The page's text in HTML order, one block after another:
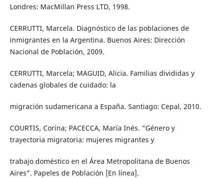
Londres: MacMillan Press LTD, 1998.
CERRUTTI, Marcela. Diagnóstico de las poblaciones de
inmigrantes en la Argentina. Buenos Aires: Dirección
Nacional de Población, 2009.
CERRUTTI, Marcela; MAGUID, Alicia. Familias divididas y
cadenas globales de cuidado: la
migración sudamericana a España. Santiago: Cepal, 2010.
COURTIS, Corina; PACECCA, María Inés. “Género y
trayectoria migratoria: mujeres migrantes y
trabajo doméstico en el Área Metropolitana de Buenos
Aires”. Papeles de Población [En línea].